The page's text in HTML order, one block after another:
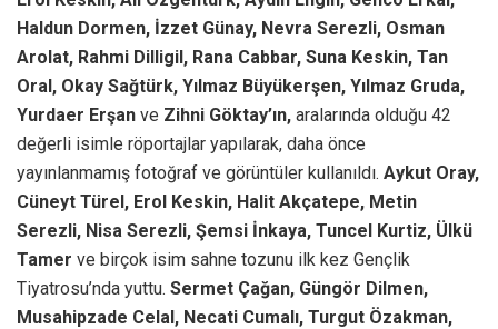
Haldun Dormen, İzzet Günay, Nevra Serezli, Osman
Arolat, Rahmi Dilligil, Rana Cabbar, Suna Keskin, Tan
Oral, Okay Sağtürk, Yılmaz Büyükerşen, Yılmaz Gruda,
Yurdaer Erşan ve Zihni Göktay’ın, aralarında olduğu 42
değerli isimle röportajlar yapılarak, daha önce
yayınlanmamış fotoğraf ve görüntüler kullanıldı. Aykut Oray,
Cüneyt Türel, Erol Keskin, Halit Akçatepe, Metin
Serezli, Nisa Serezli, Şemsi İnkaya, Tuncel Kurtiz, Ülkü
Tamer ve birçok isim sahne tozunu ilk kez Gençlik
Tiyatrosu’nda yuttu. Sermet Çağan, Güngör Dilmen,
Musahipzade Celal, Necati Cumalı, Turgut Özakman,